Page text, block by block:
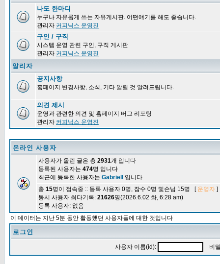
나도 한마디
누구나 자유롭게 쓰는 자유게시판. 어떤얘기를 해도 좋습니다.
관리자 커피닉스 운영진
구인 / 구직
시스템 운영 관련 구인, 구직 게시판
관리자 커피닉스 운영진
알리자
공지사항
홈페이지 변경사항, 소식, 기타 알릴 것 알려드립니다.
의견 제시
운영과 관련한 의견 및 홈페이지 버그 리포팅
관리자 커피닉스 운영진
온라인 사용자
사용자가 올린 글은 총 2931개 입니다
등록된 사용자는 474명 입니다
최근에 등록한 사용자는 Gabriell
입니다
총 15명이 접속중 :: 등록 사용자 0명, 잠수 0명 및손님 15명 [ 운영자
동시 사용자 최다기록: 21626명(2026.6.02 화, 6:28 am)
등록 사용자: 없음
이 데이터는 지난 5분 동안 활동했던 사용자들에 대한 것입니다
로그인
사용자 이름(id): 비